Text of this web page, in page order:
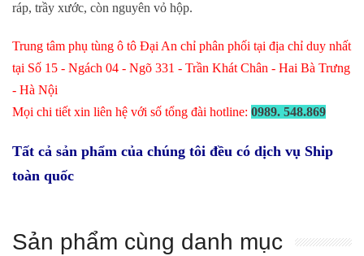
ráp, trầy xước, còn nguyên vỏ hộp.
Trung tâm phụ tùng ô tô Đại An chỉ phân phối tại địa chỉ duy nhất
tại Số 15 - Ngách 04 - Ngõ 331 - Trần Khát Chân - Hai Bà Trưng
- Hà Nội
Mọi chi tiết xin liên hệ với số tổng đài hotline: 0989. 548.869
Tất cả sản phẩm của chúng tôi đều có dịch vụ Ship
toàn quốc
Sản phẩm cùng danh mục